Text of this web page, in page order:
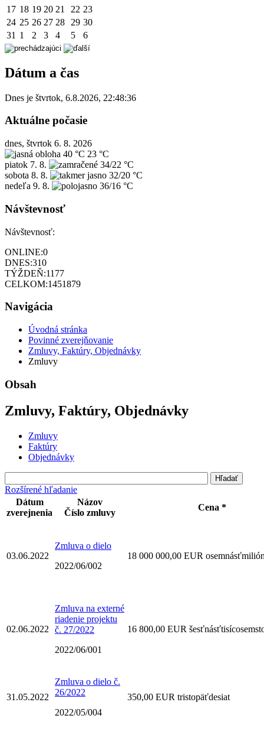
17 18 19 20 21 22 23
24 25 26 27 28 29 30
31 1 2 3 4 5 6
Dátum a čas
Dnes je štvrtok, 6.8.2026, 22:48:36
Aktuálne počasie
dnes, štvrtok 6. 8. 2026
40 °C 23 °C
piatok 7. 8.
34/22 °C
sobota 8. 8.
32/20 °C
nedeľa 9. 8. 36/16 °C
Návštevnosť
Návštevnosť:
ONLINE:0
DNES:310
TÝŽDEŇ:1177
CELKOM:1451879
Navigácia
Úvodná stránka
Povinné zverejňovanie
Zmluvy, Faktúry, Objednávky
Zmluvy
Obsah
Zmluvy, Faktúry, Objednávky
Zmluvy
Faktúry
Objednávky
Rozšírené hľadanie
Dátum
zverejnenia
Názov
Číslo zmluvy
Cena *
03.06.2022
Zmluva o dielo
2022/06/002
18 000 000,00 EUR
02.06.2022
Zmluva na externé
riadenie projektu
č. 27/2022
2022/06/001
16 800,00 EUR
31.05.2022
Zmluva o dielo č.
26/2022
2022/05/004
350,00 EUR tristopäťdesiat